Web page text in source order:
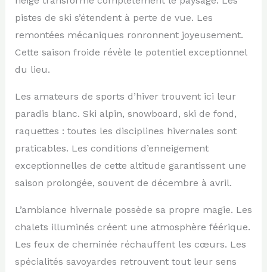
pistes de ski s’étendent à perte de vue. Les
remontées mécaniques ronronnent joyeusement.
Cette saison froide révèle le potentiel exceptionnel
du lieu.
Les amateurs de sports d’hiver trouvent ici leur
paradis blanc. Ski alpin, snowboard, ski de fond,
raquettes : toutes les disciplines hivernales sont
praticables. Les conditions d’enneigement
exceptionnelles de cette altitude garantissent une
saison prolongée, souvent de décembre à avril.
L’ambiance hivernale possède sa propre magie. Les
chalets illuminés créent une atmosphère féérique.
Les feux de cheminée réchauffent les cœurs. Les
spécialités savoyardes retrouvent tout leur sens